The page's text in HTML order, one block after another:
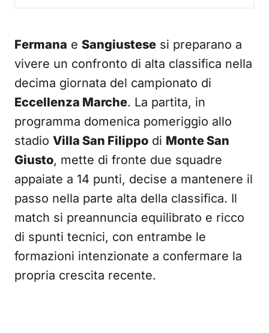
Fermana e Sangiustese si preparano a
vivere un confronto di alta classifica nella
decima giornata del campionato di
Eccellenza Marche. La partita, in
programma domenica pomeriggio allo
stadio Villa San Filippo di Monte San
Giusto, mette di fronte due squadre
appaiate a 14 punti, decise a mantenere il
passo nella parte alta della classifica. Il
match si preannuncia equilibrato e ricco
di spunti tecnici, con entrambe le
formazioni intenzionate a confermare la
propria crescita recente.